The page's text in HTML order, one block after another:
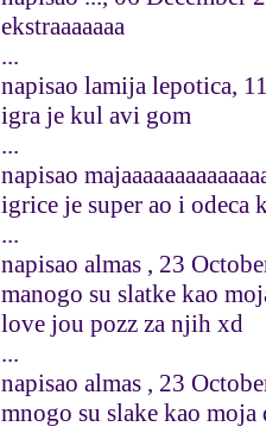
ekstraaaaaaa
...
napisao lamija lepotica,
igra je kul avi gom
...
napisao
igrice je super ao i odeca
...
napisao almas , 23
manogo su slatke kao
love jou pozz za njih xd
...
napisao almas , 23
mnogo su slake kao moja